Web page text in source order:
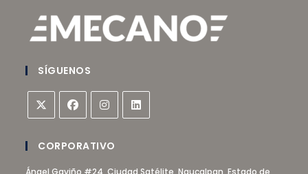
SÍGUENOS
CORPORATIVO
Ángel Gaviño #24, Ciudad Satélite, Naucalpan, Estado de